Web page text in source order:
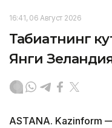
16:41, 06 Август 2026
Табиатнинг
Янги
ASTANA. Kazinform